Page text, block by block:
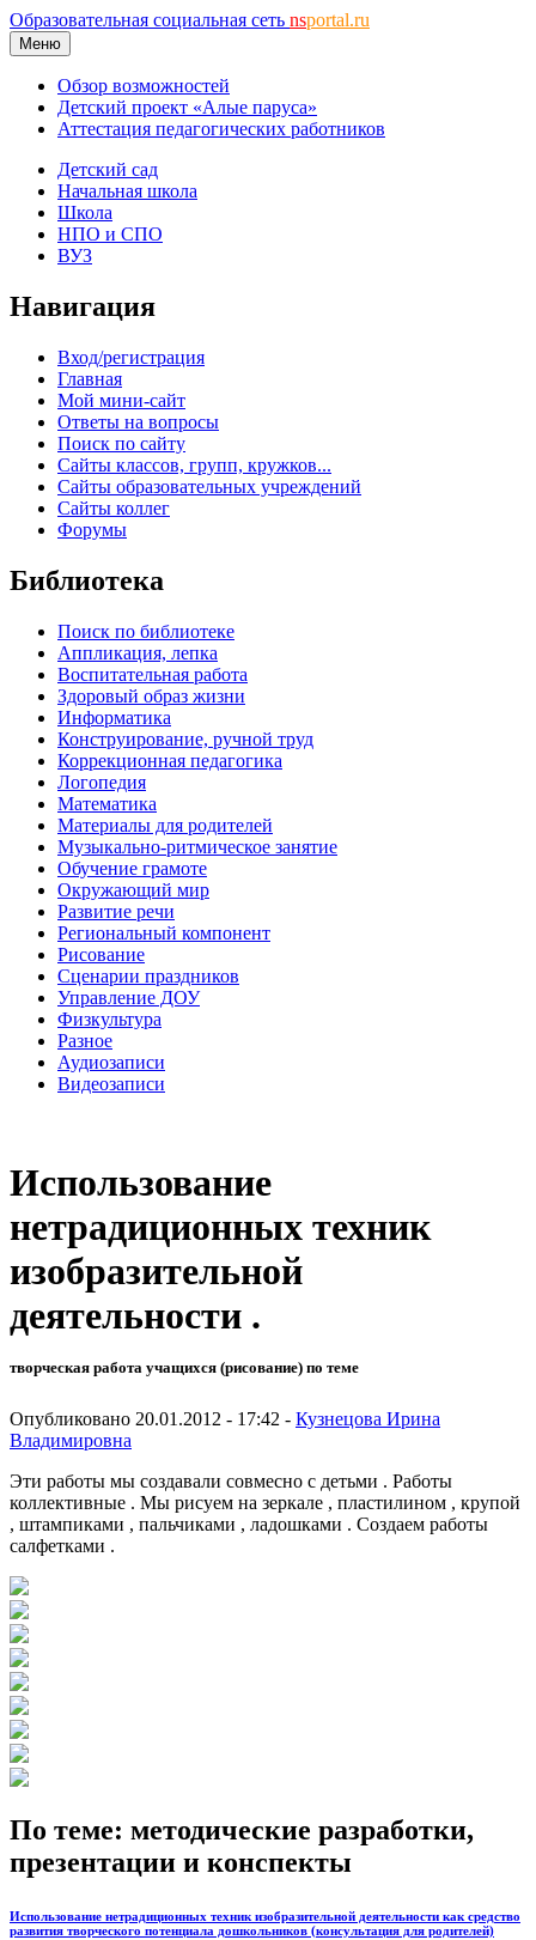
Образовательная социальная сеть nsportal.ru
Меню
Обзор возможностей
Детский проект «Алые паруса»
Аттестация педагогических работников
Детский сад
Начальная школа
Школа
НПО и СПО
ВУЗ
Навигация
Вход/регистрация
Главная
Мой мини-сайт
Ответы на вопросы
Поиск по сайту
Сайты классов, групп, кружков...
Сайты образовательных учреждений
Сайты коллег
Форумы
Библиотека
Поиск по библиотеке
Аппликация, лепка
Воспитательная работа
Здоровый образ жизни
Информатика
Конструирование, ручной труд
Коррекционная педагогика
Логопедия
Математика
Материалы для родителей
Музыкально-ритмическое занятие
Обучение грамоте
Окружающий мир
Развитие речи
Региональный компонент
Рисование
Сценарии праздников
Управление ДОУ
Физкультура
Разное
Аудиозаписи
Видеозаписи
Использование
нетрадиционных техник
изобразительной
деятельности .
творческая работа учащихся (рисование) по теме
Опубликовано 20.01.2012 - 17:42 - Кузнецова Ирина
Владимировна
Эти работы мы создавали совмесно с детьми . Работы
коллективные . Мы рисуем на зеркале , пластилином , крупой
, штампиками , пальчиками , ладошками . Создаем работы
салфетками .
По теме: методические разработки,
презентации и конспекты
Использование нетрадиционных техник изобразительной деятельности как средство
развития творческого потенциала дошкольников (консультация для родителей)